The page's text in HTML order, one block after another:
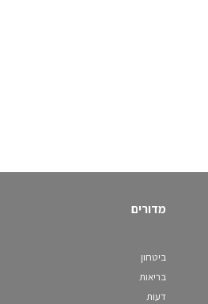
מדורים
ביטחון
בריאות
דעות